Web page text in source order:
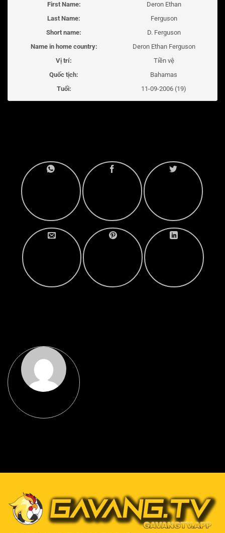
First Name:
Deron Ethan
Last Name:
Ferguson
Short name:
D. Ferguson
Name in home country:
Deron Ethan Ferguson
Vị trí:
Tiền vệ
Quốc tịch:
Bahamas
Tuổi:
11-09-2006 (19)